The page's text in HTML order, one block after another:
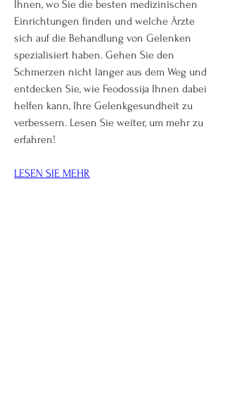
Ihnen, wo Sie die besten medizinischen
Einrichtungen finden und welche Ärzte
sich auf die Behandlung von Gelenken
spezialisiert haben. Gehen Sie den
Schmerzen nicht länger aus dem Weg und
entdecken Sie, wie Feodossija Ihnen dabei
helfen kann, Ihre Gelenkgesundheit zu
verbessern. Lesen Sie weiter, um mehr zu
erfahren!
LESEN SIE MEHR